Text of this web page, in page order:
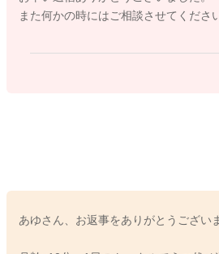
良かったら参考になさってみてください
また何かの時にはご相談させてください
あゆさん、お返事をありがとうござい